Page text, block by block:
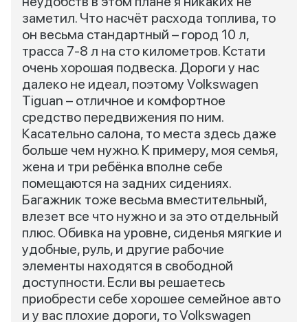
заметил. Что насчёт расхода топлива, то
он весьма стандартный – город 10 л,
трасса 7-8 л на сто километров. Кстати
очень хорошая подвеска. Дороги у нас
далеко не идеал, поэтому Volkswagen
Tiguan – отличное и комфортное
средство передвижения по ним.
Касательно салона, то места здесь даже
больше чем нужно. К примеру, моя семья,
жена и три ребёнка вполне себе
помещаются на задних сидениях.
Багажник тоже весьма вместительный,
влезет все что нужно и за это отдельный
плюс. Обивка на уровне, сиденья мягкие и
удобные, руль, и другие рабочие
элементы находятся в свободной
доступности. Если вы решаетесь
приобрести себе хорошее семейное авто
и у вас плохие дороги, то Volkswagen